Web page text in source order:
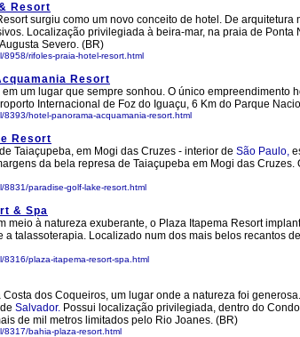
Resort
surgiu como um novo conceito de hotel. De
Localização privilegiada à beira-mar, na praia de
Severo. (BR)
8958/rifoles-praia-hotel-resort.html
Resort
um lugar que sempre sonhou. O único
Internacional de Foz do Iguaçu, 6 Km do Parque
8393/hotel-panorama-acquamania-resort.html
Resort
Taiaçupeba, em Mogi das Cruzes - interior de São Paulo,
da bela represa de Taiaçupeba em Mogi das
8831/paradise-golf-lake-resort.html
& Spa
meio à natureza exuberante, o Plaza Itapema Resort
a talassoterapia. Localizado num dos mais belos recantos
8316/plaza-itapema-resort-spa.html
Costa dos Coqueiros, um lugar onde a natureza foi
Salvador. Possui localização privilegiada, dentro do
de mil metros limitados pelo Rio Joanes. (BR)
8317/bahia-plaza-resort.html